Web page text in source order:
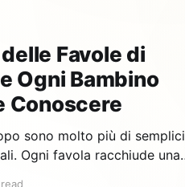
Favole di
Ogni Bambino
Conoscere
sono molto più di semplici
Ogni favola racchiude una